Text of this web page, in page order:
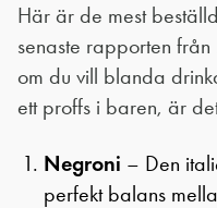
Här är de mest
senaste rapporten från
om du vill blanda
ett proffs i baren, är
Negroni – Den
perfekt balans